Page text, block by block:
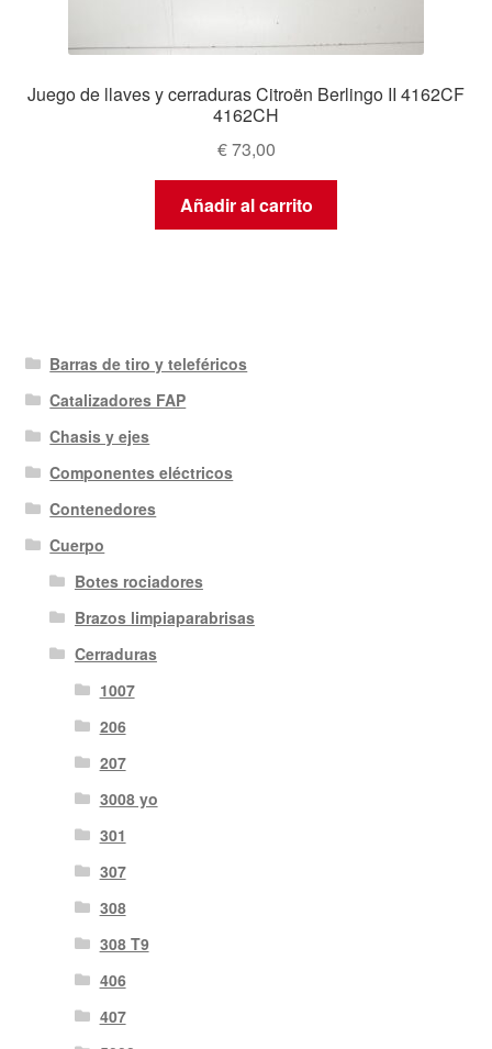
Juego de llaves y cerraduras Citroën Berlingo II 4162CF
4162CH
€73,00
Añadir al carrito
Barras de tiro y teleféricos
Catalizadores FAP
Chasis y ejes
Componentes eléctricos
Contenedores
Cuerpo
Botes rociadores
Brazos limpiaparabrisas
Cerraduras
1007
206
207
3008 yo
301
307
308
308 T9
406
407